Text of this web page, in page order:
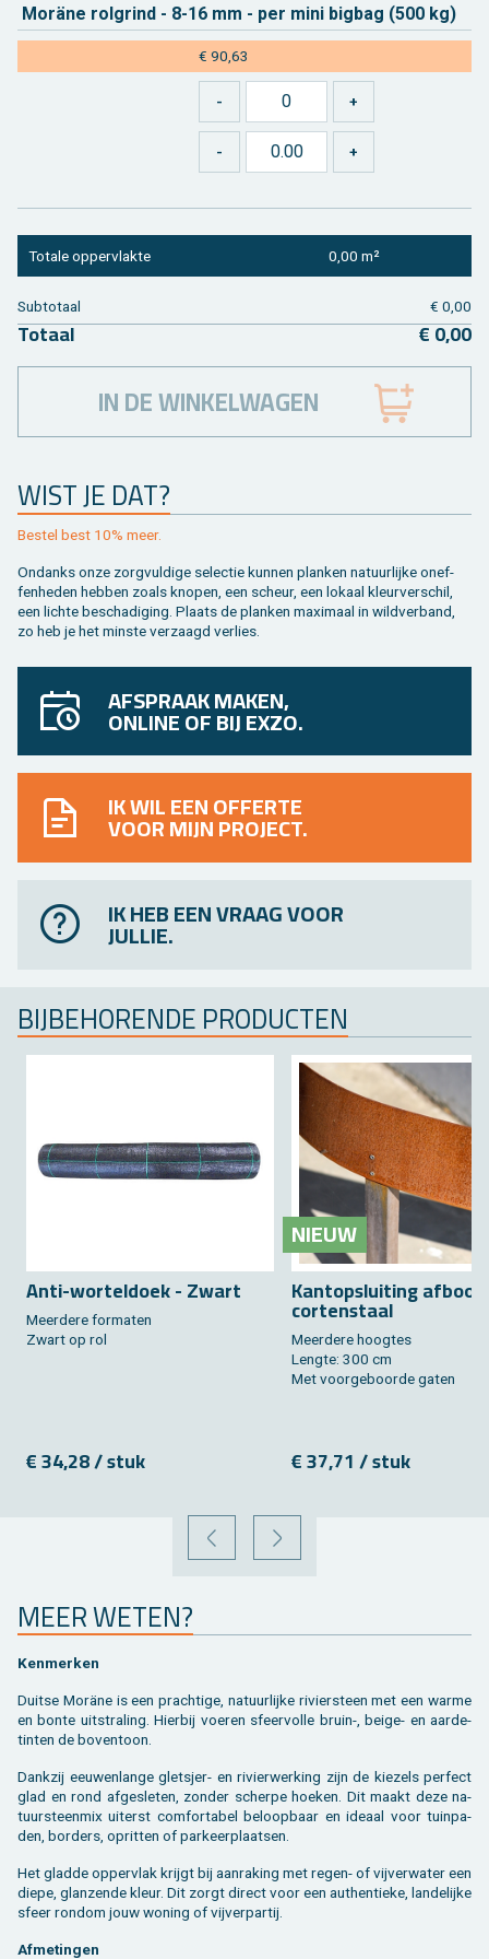
Moräne rolgrind - 8-16 mm - per mini big­bag (500 kg)
€ 90,63
WIST JE DAT?
Be­stel best 10% meer.
On­danks onze zorg­vul­di­ge se­lec­tie kun­nen plan­ken na­tuur­lij­ke on­ef­
fen­he­den heb­ben zoals kno­pen, een scheur, een lo­kaal kleur­ver­schil,
een lich­te be­scha­di­ging. Plaats de plan­ken maxi­maal in wild­ver­band,
zo heb je het min­ste ver­zaagd ver­lies.
To­ta­le op­per­vlak­te 0,00 m²
Sub­to­taal € 0,00
To­taal € 0,00
IN DE WINKELWAGEN
AFSPRAAK MAKEN,
ONLINE OF BIJ EXZO.
IK WIL EEN OFFERTE
VOOR MIJN PROJECT.
IK HEB EEN VRAAG VOOR
JULLIE.
BIJ­BE­HO­REN­DE PRO­DUC­TEN
Anti-wor­tel­doek - Zwart
Meer­de­re for­ma­ten
Zwart op rol
€ 34,28 / stuk
NIEUW
Kant­op­slui­ting
cor­ten­staal
Meer­de­re hoog­tes
Leng­te: 300 cm
Met voor­ge­boor­de gaten
€ 37,71 / stuk
VORIGE VOLGENDE
MEER WETEN?
Ken­mer­ken
Duit­se Moräne is een prach­ti­ge, na­tuur­lij­ke ri­vier­steen met een warme
en bonte uit­stra­ling. Hier­bij voe­ren sfeer­vol­le bruin-, beige- en aar­de­
tin­ten de bo­ven­toon.
Dank­zij eeu­wen­lan­ge glet­sjer- en ri­vier­wer­king zijn de kie­zels per­fect
glad en rond af­ge­sle­ten, zon­der scher­pe hoe­ken. Dit maakt deze na­
tuur­steen­mix ui­terst com­for­ta­bel be­loop­baar en ide­aal voor tuin­pa­
den, bor­ders, op­rit­ten of par­keer­plaat­sen.
Het glad­de op­per­vlak krijgt bij aan­ra­king met regen- of vij­ver­wa­ter een
diepe, glan­zen­de kleur. Dit zorgt di­rect voor een au­then­tie­ke, lan­de­lij­ke
sfeer rond­om jouw wo­ning of vij­ver­par­tij.
Af­me­tin­gen